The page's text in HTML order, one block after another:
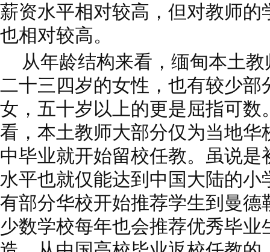
薪资水平相对较高，但对教师的
也相对较高。
从年龄结构来看，缅甸本土
二十三四岁的女性，也有较少部
女，五十岁以上的更是屈指可数
看，本土教师大部分仅为当地华
中毕业就开始留校任教。虽说
水平也就仅能达到中国大陆的小
有部分华校开始推荐学生到曼德
少数学校每年也会推荐优秀毕业